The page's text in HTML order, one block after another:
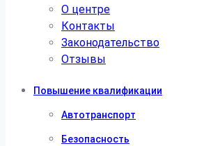
О центре
Контакты
Законодательство
Отзывы
Повышение квалификации
Автотранспорт
Безопасность